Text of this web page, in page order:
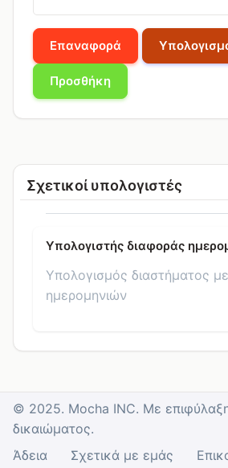
Επαναφορά
Προσθήκη
Σχετικοί υπολογιστές
Υπολογιστής διαφοράς
Υπολογισμός διαστήματος
ημερομηνιών
© 2025. Mocha INC. Με
δικαιώματος.
Άδεια
Σχετικά με εμάς